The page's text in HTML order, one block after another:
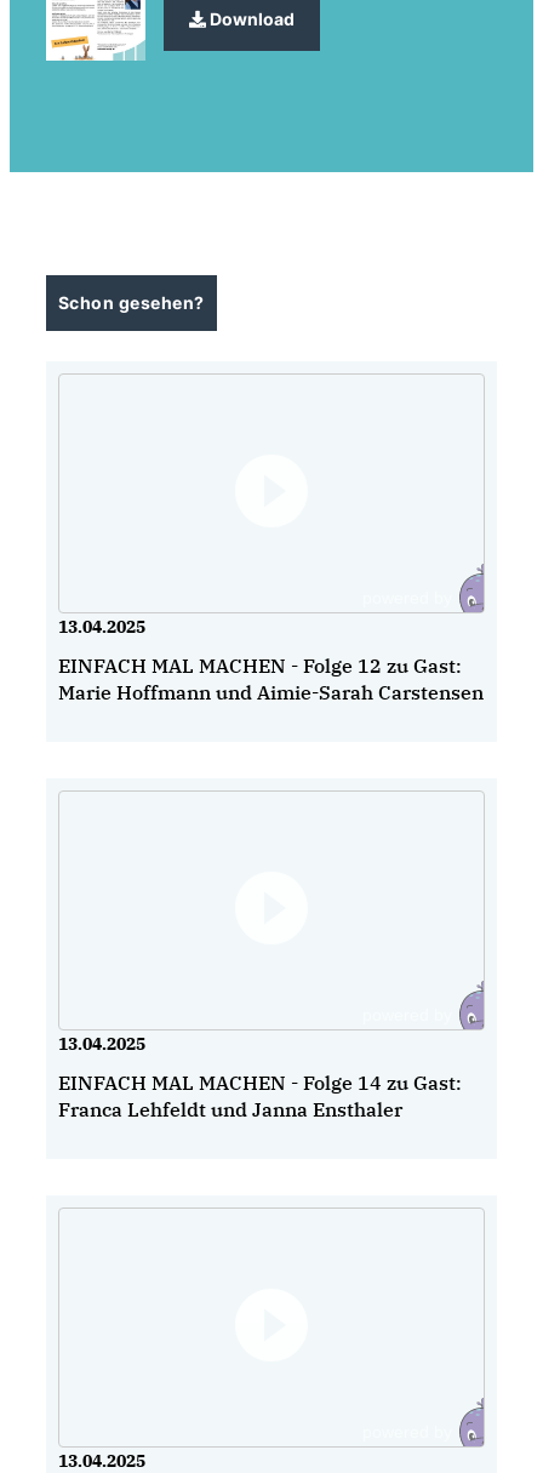
Download
Schon gesehen?
13.04.2025
EINFACH MAL MACHEN - Folge 12 zu Gast:
Marie Hoffmann und Aimie-Sarah Carstensen
13.04.2025
EINFACH MAL MACHEN - Folge 14 zu Gast:
Franca Lehfeldt und Janna Ensthaler
13.04.2025